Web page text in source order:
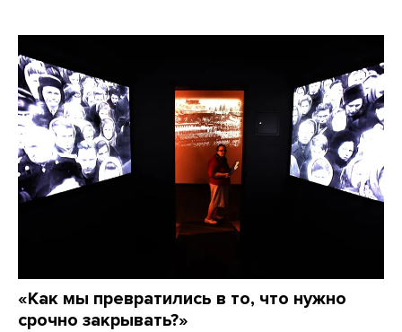
«Как мы превратились в то, что нужно
срочно закрывать?»